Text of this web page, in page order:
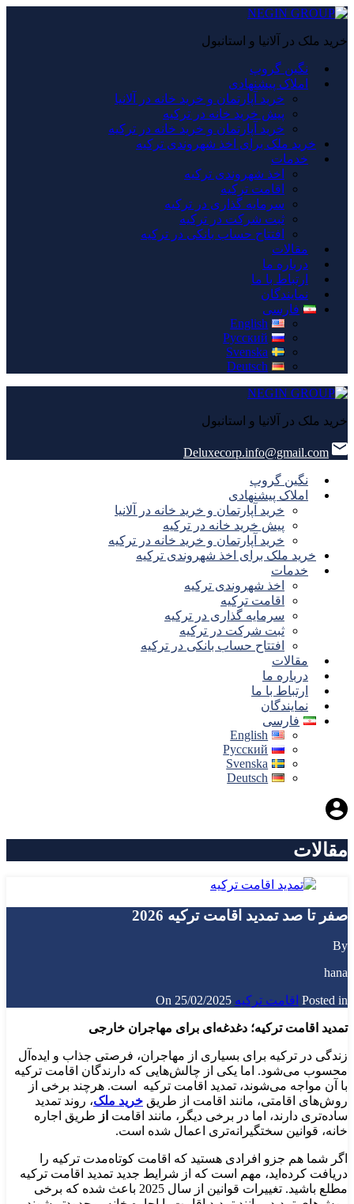
خرید ملک در آلانیا و استانبول
نگین گروپ
املاک پیشنهادی
خرید آپارتمان و خرید خانه در آلانیا
پیش خرید خانه در ترکیه
خرید آپارتمان و خرید خانه در ترکیه
خرید ملک برای اخذ شهروندی ترکیه
خدمات
اخذ شهروندی ترکیه
اقامت ترکیه
سرمایه گذاری در ترکیه
ثبت شرکت در ترکیه
افتتاح حساب بانکی در ترکیه
مقالات
درباره ما
ارتباط با ما
نمایندگان
فارسی
English
Русский
Svenska
Deutsch
خرید ملک در آلانیا و استانبول
Deluxecorp.info@gmail.com
نگین گروپ
املاک پیشنهادی
خرید آپارتمان و خرید خانه در آلانیا
پیش خرید خانه در ترکیه
خرید آپارتمان و خرید خانه در ترکیه
خرید ملک برای اخذ شهروندی ترکیه
خدمات
اخذ شهروندی ترکیه
اقامت ترکیه
سرمایه گذاری در ترکیه
ثبت شرکت در ترکیه
افتتاح حساب بانکی در ترکیه
مقالات
درباره ما
ارتباط با ما
نمایندگان
فارسی
English
Русский
Svenska
Deutsch
مقالات
صفر تا صد تمدید اقامت ترکیه 2026
By
hana
Posted in اقامت ترکیه 25/02/2025
تمدید اقامت ترکیه؛ دغدغه‌ای برای مهاجران خارجی
زندگی در ترکیه برای بسیاری از مهاجران، فرصتی جذاب و ایده‌آل
محسوب می‌شود. اما یکی از چالش‌هایی که دارندگان اقامت ترکیه
با آن مواجه می‌شوند، تمدید اقامت ترکیه است. هرچند برخی از
روش‌های اقامتی، مانند اقامت از طریق خرید ملک، روند تمدید
ساده‌تری دارند، اما در برخی دیگر، مانند اقامت از طریق اجاره
خانه، قوانین سختگیرانه‌تری اعمال شده است.
اگر شما هم جزو افرادی هستید که اقامت کوتاه‌مدت ترکیه را
دریافت کرده‌اید، مهم است که از شرایط جدید تمدید اقامت ترکیه
مطلع باشید. تغییرات قوانین از سال 2025 باعث شده که برخی